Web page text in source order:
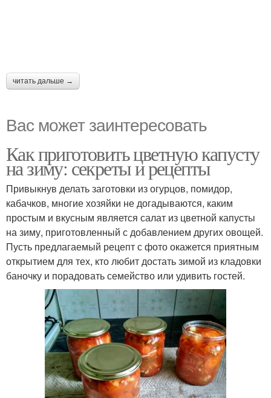
читать дальше →
Вас может заинтересовать
Как приготовить цветную капусту
на зиму: секреты и рецепты
Привыкнув делать заготовки из огурцов, помидор,
кабачков, многие хозяйки не догадываются, каким
простым и вкусным является салат из цветной капусты
на зиму, приготовленный с добавлением других овощей.
Пусть предлагаемый рецепт с фото окажется приятным
открытием для тех, кто любит достать зимой из кладовки
баночку и порадовать семейство или удивить гостей.